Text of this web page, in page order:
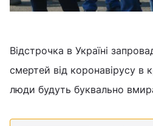
Відстрочка в Україні
смертей від коронавірусу в
люди будуть буквально